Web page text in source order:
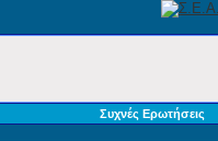
Συχνές Ερωτήσεις